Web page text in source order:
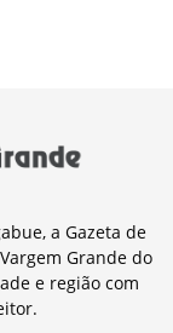
a Gazeta de
Grande do
e região com